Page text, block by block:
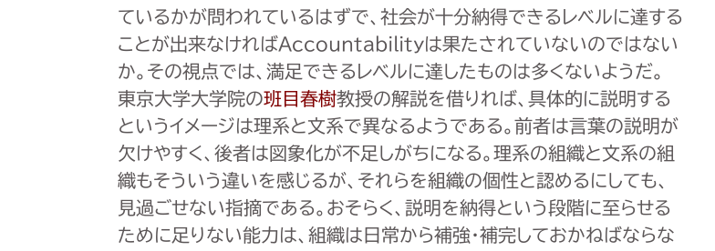
ているかが問われているはずで、社会が十分納得できるレベルに達する
ことが出来なければAccountabilityは果たされていないのではない
か。その視点では、満足できるレベルに達したものは多くないようだ。
東京大学大学院の班目春樹教授の解説を借りれば、具体的に説明する
というイメージは理系と文系で異なるようである。前者は言葉の説明が
欠けやすく、後者は図象化が不足しがちになる。理系の組織と文系の組
織もそういう違いを感じるが、それらを組織の個性と認めるにしても、
見過ごせない指摘である。おそらく、説明を納得という段階に至らせる
ために足りない能力は、組織は日常から補強･補完しておかねばならな